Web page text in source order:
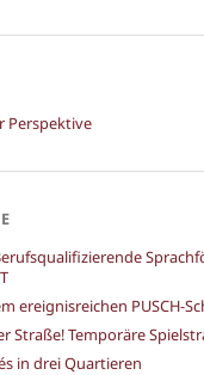
Perspektive
ereignisreichen PUSCH-
Straße! Temporäre
in drei Quartieren